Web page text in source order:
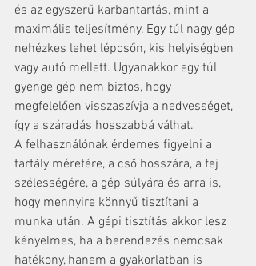
és az egyszerű karbantartás, mint a
maximális teljesítmény. Egy túl nagy gép
nehézkes lehet lépcsőn, kis helyiségben
vagy autó mellett. Ugyanakkor egy túl
gyenge gép nem biztos, hogy
megfelelően visszaszívja a nedvességet,
így a száradás hosszabbá válhat.
A felhasználónak érdemes figyelni a
tartály méretére, a cső hosszára, a fej
szélességére, a gép súlyára és arra is,
hogy mennyire könnyű tisztítani a
munka után. A gépi tisztítás akkor lesz
kényelmes, ha a berendezés nemcsak
hatékony, hanem a gyakorlatban is